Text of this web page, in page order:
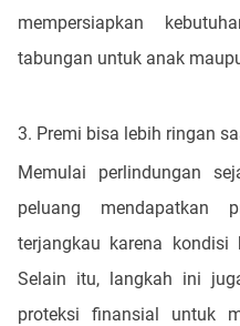
mempersiapkan
tabungan untuk anak
3. Premi bisa lebih ringan
Memulai perlindungan
peluang mendapatkan
terjangkau karena
Selain itu, langkah ini
proteksi finansial untuk